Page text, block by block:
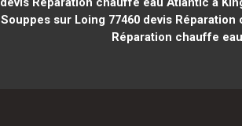
Souppes sur Loing 77460devis Réparation
Réparation chauffe